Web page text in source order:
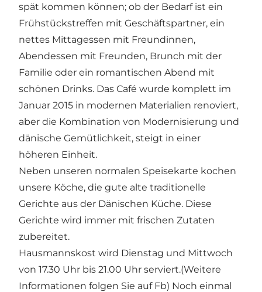
spät kommen können; ob der Bedarf ist ein
Frühstückstreffen mit Geschäftspartner, ein
nettes Mittagessen mit Freundinnen,
Abendessen mit Freunden, Brunch mit der
Familie oder ein romantischen Abend mit
schönen Drinks. Das Café wurde komplett im
Januar 2015 in modernen Materialien renoviert,
aber die Kombination von Modernisierung und
dänische Gemütlichkeit, steigt in einer
höheren Einheit.
Neben unseren normalen Speisekarte kochen
unsere Köche, die gute alte traditionelle
Gerichte aus der Dänischen Küche. Diese
Gerichte wird immer mit frischen Zutaten
zubereitet.
Hausmannskost wird Dienstag und Mittwoch
von 17.30 Uhr bis 21.00 Uhr serviert.(Weitere
Informationen folgen Sie auf Fb) Noch einmal